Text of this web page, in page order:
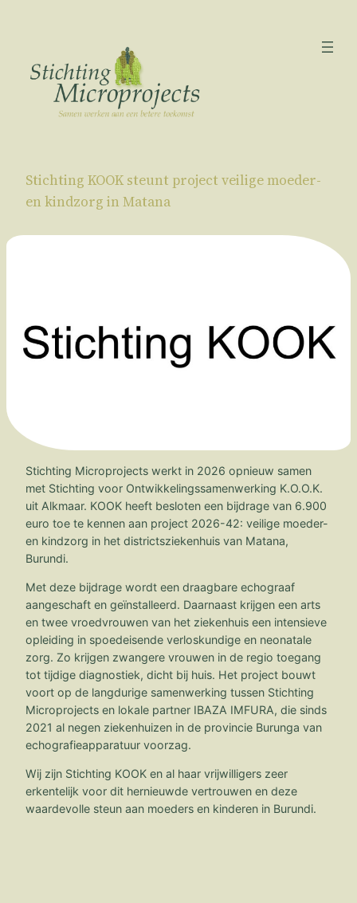
inhoud
Stichting KOOK steunt project veilige moeder-
en kindzorg in Matana
Stichting Microprojects werkt in 2026 opnieuw samen
met Stichting voor Ontwikkelingssamenwerking K.O.O.K.
uit Alkmaar. KOOK heeft besloten een bijdrage van 6.900
euro toe te kennen aan project 2026-42: veilige moeder-
en kindzorg in het districtsziekenhuis van Matana,
Burundi.
Met deze bijdrage wordt een draagbare echograaf
aangeschaft en geïnstalleerd. Daarnaast krijgen een arts
en twee vroedvrouwen van het ziekenhuis een intensieve
opleiding in spoedeisende verloskundige en neonatale
zorg. Zo krijgen zwangere vrouwen in de regio toegang
tot tijdige diagnostiek, dicht bij huis. Het project bouwt
voort op de langdurige samenwerking tussen Stichting
Microprojects en lokale partner IBAZA IMFURA, die sinds
2021 al negen ziekenhuizen in de provincie Burunga van
echografieapparatuur voorzag.
Wij zijn Stichting KOOK en al haar vrijwilligers zeer
erkentelijk voor dit hernieuwde vertrouwen en deze
waardevolle steun aan moeders en kinderen in Burundi.